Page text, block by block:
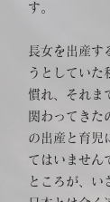
す。​
長女を出産す
うとしていた
慣れ、それま
関わってきた
の出産と育児
てはいません
ところが、い